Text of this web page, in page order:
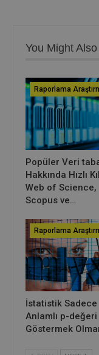
You Might
Raporlama
Popüler Veri
Hakkında Hızlı
Web of Science,
Scopus ve…
Raporlama
İstatistik Sadece
Anlamlı p-değeri
Göstermek